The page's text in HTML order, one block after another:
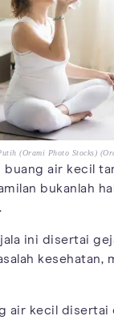
(Orami Photo Stocks)
buang air kecil
bukanlah
ini disertai
kesehatan,
air kecil disertai